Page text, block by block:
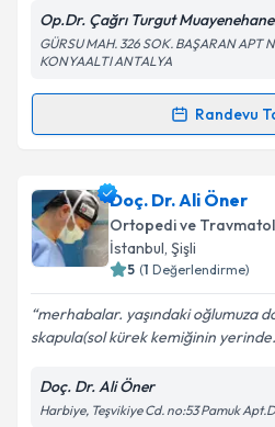
Kişisel verilerimin
Metni'ni okudum ve
kapsamda işlenmesini
Takvim
Op.Dr. Çağrı Turgut
GÜRSU MAH. 326 SOK. BAŞARAN APT
KONYAALTI ANTALYA
Randevu
Randevu Takvimi
Op. Dr. Çağrı Turgutiçin
oluşturun. Size bu uzmandan
takvim hazırlandığında e-
Kişisel verilerimin
Metni'ni okudum ve
Doç. Dr. Ali Öner
Ortopedi ve
İstanbul, Şişli
5 (1 Değerlendirme)
merhabalar. yaşındaki oğlumuza
skapula(sol kürek kemiğinin
Doç. Dr. Ali Öner
Harbiye, Teşvikiye Cd. no:53 Pamuk